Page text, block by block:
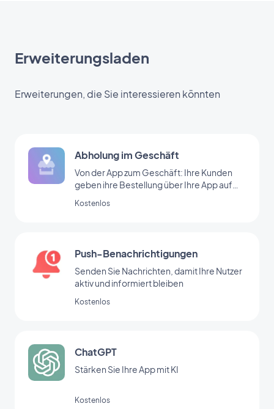
Erweiterungsladen
Erweiterungen, die Sie interessieren könnten
Abholung im Geschäft
Von der App zum Geschäft: Ihre Kunden
geben ihre Bestellung über Ihre App auf
abzuholen.
Kostenlos
Push-Benachrichtigungen
Senden Sie Nachrichten, damit Ihre Nutzer
aktiv und informiert bleiben
Kostenlos
ChatGPT
Stärken Sie Ihre App mit KI
Kostenlos